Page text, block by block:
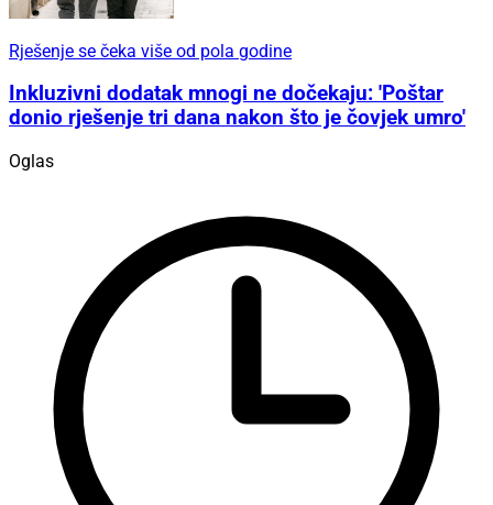
Rješenje se čeka više od pola godine
Inkluzivni dodatak mnogi ne dočekaju: 'Poštar
donio rješenje tri dana nakon što je čovjek umro'
Oglas